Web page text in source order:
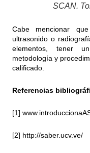
SCAN.
Cabe mencionar
ultrasonido o
elementos, tener
metodología y
calificado.
Referencias
[1]
[2] http://saber.ucv.ve/